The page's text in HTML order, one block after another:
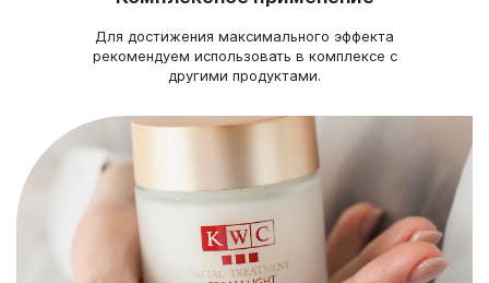
SIMMONDSIA CHINENSIS (JOJOBA) SEED OIL, MACADAMIA
TERNIFOLIA SEED OIL, BIS-PEG-18 METHYL ETHER DIMETHYL
SILANE, DIPHENYLSILOXY PHENYL TRIMETHICONE,
SODIUM STEAROYL LACTYLATE, POLYGLYCERYL-10
PENTASTEARATE, SORBITAN ISOSTEARATE, POLYSORBATE 60,
POLYSORBATE 80, BEHENYL ALCOHOL, ARACHIDYL GLUCOSIDE,
CETEARYL ALCOHOL, ARACHIDYL ALCOHOL, HYDROXYETHYL
ACRYLATE/ SODIUM ACRYLOYLDIMETHYL TAURATE COPOLYMER,
XANTHAN GUM, PHENOXYETHANOL, FRAGRANCE, CITRONELLOL,
HEXYL CINNAMAL, BUTYLPHENYL METHYLPROPIONAL
Для достижения максимального эффекта
рекомендуем использовать в комплексе с
другими продуктами.